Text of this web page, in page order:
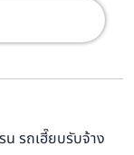
น รถเฮี๊ยบรับจ้าง